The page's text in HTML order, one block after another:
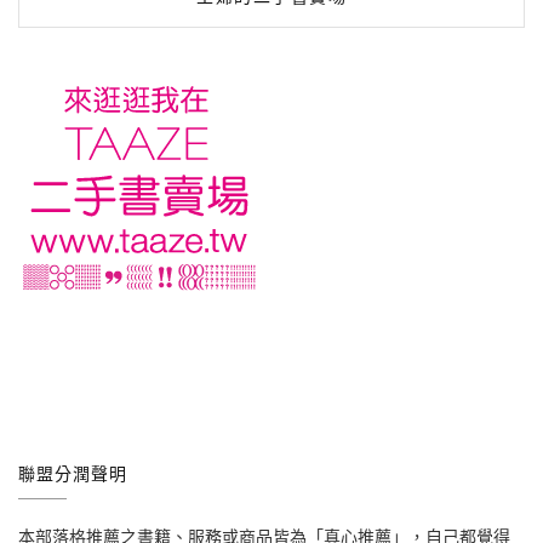
聯盟分潤聲明
本部落格推薦之書籍、服務或商品皆為「真心推薦」，自己都覺得